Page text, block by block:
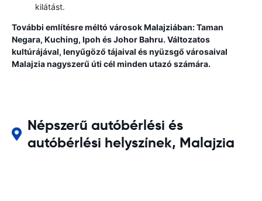
kilátást.
További említésre méltó városok Malajziában: Taman
Negara, Kuching, Ipoh és Johor Bahru. Változatos
kultúrájával, lenyűgöző tájaival és nyüzsgő városaival
Malajzia nagyszerű úti cél minden utazó számára.
Népszerű autóbérlési és
autóbérlési helyszínek, Malajzia